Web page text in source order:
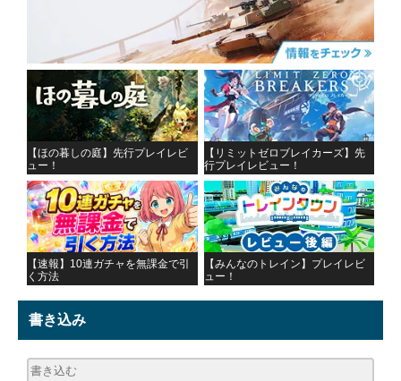
【ほの暮しの庭】先行プレイレビ
ュー！
【リミットゼロブレイカーズ】先
行プレイレビュー！
【速報】10連ガチャを無課金で引
く方法
【みんなのトレイン】プレイレビ
ュー！
書き込み